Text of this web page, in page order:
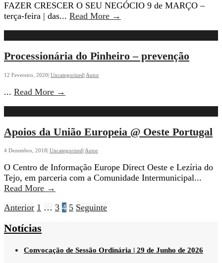
FAZER CRESCER O SEU NEGÓCIO 9 de MARÇO –
terça-feira | das... Read More →
FAZER
Processionária do Pinheiro – prevenção
12 Fevereiro, 2020| Uncategorized| Autor
... Read More →
prevenção
Apoios da União Europeia @ Oeste Portugal
4 Dezembro, 2018| Uncategorized| Autor
O Centro de Informação Europe Direct Oeste e Lezíria do
Tejo, em parceria com a Comunidade Intermunicipal...
Read More →
União
Portugal
Paginação
conteúdos
Anterior 1 … 3 4 5 Seguinte
Notícias
Convocação de Sessão Ordinária | 29 de Junho de 2026